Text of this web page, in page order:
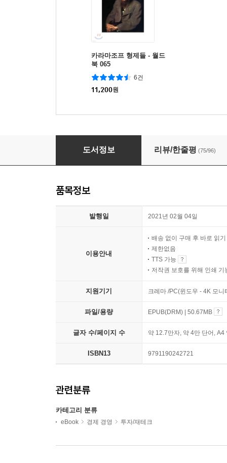
카라마조프 형제들 - 월드
북 065
6건
11,200원
부자의 공식
도서정보 리뷰/한줄평 (75/96)
품목정보
발행일 2021년 02월 04일
이용안내
배송 없이 구매 후 바로 읽기
제한없음
TTS 가능
저작권 보호를 위해 인쇄 기
지원기기 크레마 /PC(윈도우 - 4K 모
파일/용량 EPUB(DRM) | 50.67MB
글자 수/페이지 수 약 12.7만자, 약 4만 단어,
ISBN13 9791190242721
관련분류
카테고리 분류
eBook 경제 경영 투자/재테크